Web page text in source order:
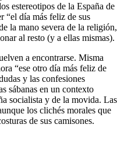
estereotipos de la España de
“el día más feliz de sus
la mano severa de la religión,
al resto (y a ellas mismas).
a encontrarse. Misma
“ese otro día más feliz de
y las confesiones
sábanas en un contexto
socialista y de la movida. Las
los clichés morales que
de sus camisones.